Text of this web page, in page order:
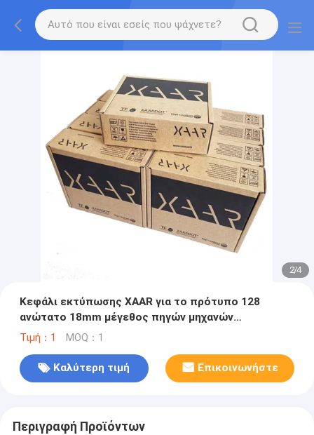
2/4
Κεφάλι εκτύπωσης XAAR για το πρότυπο 128
ανώτατο 18mm μέγεθος πηγών μηχανών
εκτύπωσης Inkjet
Τιμή：1 MOQ：1
Καλύτερη τιμή Επικοινωνήστε
Περιγραφή Προϊόντων